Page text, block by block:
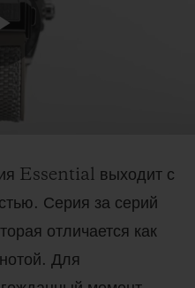
Essential выходит с
Серия за серий
отличается как
Для